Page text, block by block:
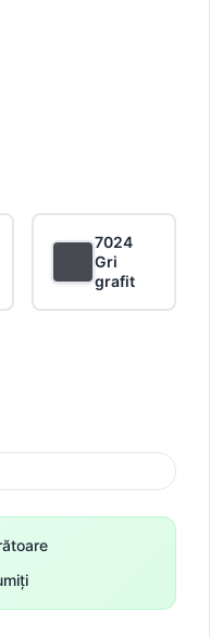
7024
Gri
grafit